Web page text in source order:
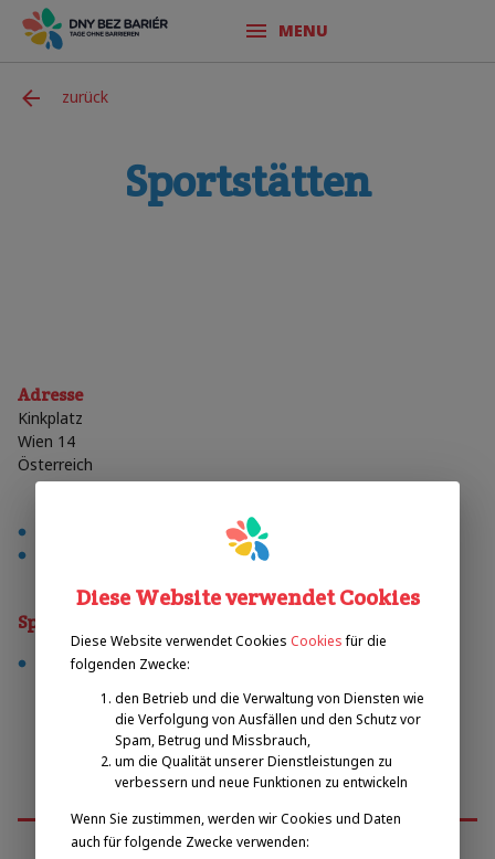
MENU
zurück
Sportstätten
Adresse
Kinkplatz
Wien 14
Österreich
Sporty
fußball
Diese Website verwendet Cookies
Diese Website verwendet Cookies Cookies für die
folgenden Zwecke:
den Betrieb und die Verwaltung von Diensten wie
die Verfolgung von Ausfällen und den Schutz vor
Spam, Betrug und Missbrauch,
um die Qualität unserer Dienstleistungen zu
verbessern und neue Funktionen zu entwickeln
Wenn Sie zustimmen, werden wir Cookies und Daten
auch für folgende Zwecke verwenden: